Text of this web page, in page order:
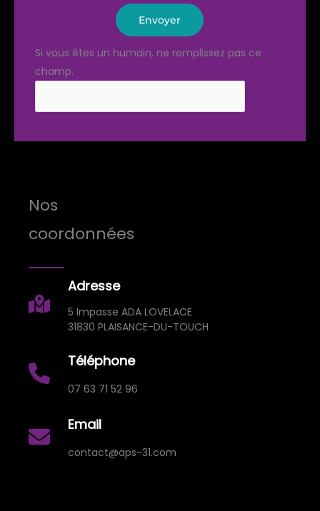
Envoyer
Si vous êtes un humain, ne remplissez pas ce
champ.
Nos
coordonnées
Adresse
5 Impasse ADA LOVELACE
31830 PLAISANCE-DU-TOUCH
Téléphone
07 63 71 52 96
Email
contact@aps-31.com